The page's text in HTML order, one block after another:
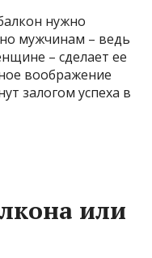
нужно
мужчинам – ведь
– сделает ее
воображение
залогом успеха в
или